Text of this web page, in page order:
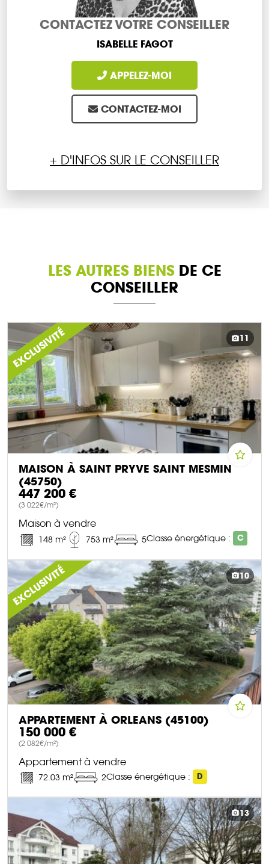
CONTACTEZ VOTRE CONSEILLER
ISABELLE FAGOT
APPELEZ-MOI
CONTACTEZ-MOI
+ D'INFOS SUR LE CONSEILLER
LES AUTRES BIENSDE CE
CONSEILLER
EXCLUSIVITÉ 11
MAISON À SAINT PRYVE SAINT MESMIN
(45750)
447 200 €
(3 022€/m²)
Maison à vendre
148 m² 753 m² 5Classe énergétique : C
DÉCOUVRIR CE BIEN
EXCLUSIVITÉ 10
APPARTEMENT À ORLEANS (45100)
150 000 €
(2 082€/m²)
Appartement à vendre
72.03 m² 2Classe énergétique : D
DÉCOUVRIR CE BIEN
13